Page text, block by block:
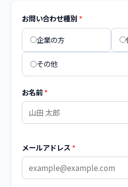
お問い合わせ種別
企業の方
その他
お名前
メールアドレス